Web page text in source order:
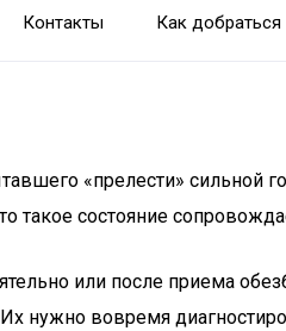
Контакты Как добраться
«прелести» сильной
такое состояние
или после приема
вовремя